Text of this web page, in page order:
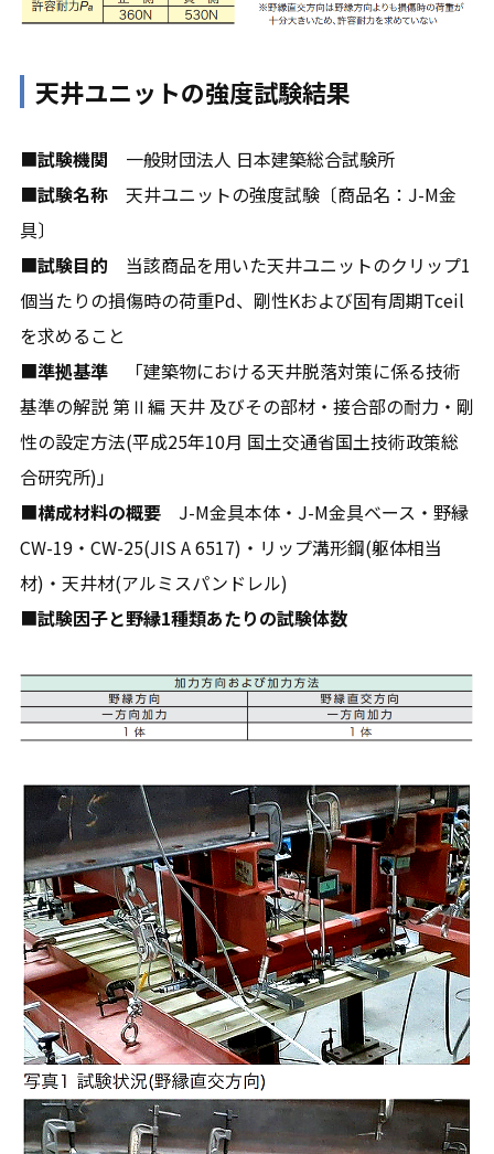
天井ユニットの強度試験結果
■試験機関 一般財団法人 日本建築総合試験所
■試験名称 天井ユニットの強度試験〔商品名：J-M金
具〕
■試験目的 当該商品を用いた天井ユニットのクリップ1
個当たりの損傷時の荷重Pd、剛性Kおよび固有周期Tceil
を求めること
■準拠基準 「建築物における天井脱落対策に係る技術
基準の解説 第Ⅱ編 天井 及びその部材・接合部の耐力・剛
性の設定方法(平成25年10月 国土交通省国土技術政策総
合研究所)」
■構成材料の概要 J-M金具本体・J-M金具ベース・野縁
CW-19・CW-25(JIS A 6517)・リップ溝形鋼(躯体相当
材)・天井材(アルミスパンドレル)
■試験因子と野縁1種類あたりの試験体数